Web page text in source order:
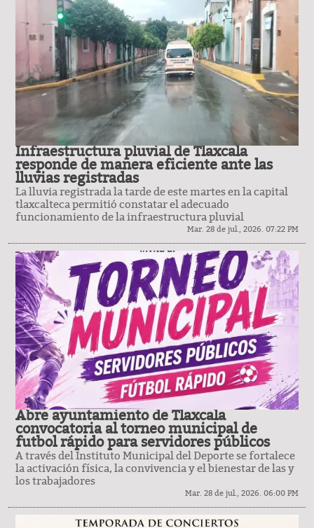
Infraestructura pluvial de Tlaxcala
responde de manera eficiente ante las
lluvias registradas
La lluvia registrada la tarde de este martes en la capital
tlaxcalteca permitió constatar el adecuado
funcionamiento de la infraestructura pluvial
Mar. 28 de jul., 2026. 07:22 PM
Abre ayuntamiento de Tlaxcala
convocatoria al torneo municipal de
futbol rápido para servidores públicos
A través del Instituto Municipal del Deporte se fortalece
la activación física, la convivencia y el bienestar de las y
los trabajadores
Mar. 28 de jul., 2026. 06:00 PM